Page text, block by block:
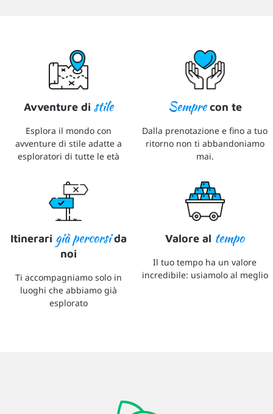
Avventure di stile
Esplora il mondo con
avventure di stile adatte a
esploratori di tutte le età
Semprecon te
Dalla prenotazione e fino a tuo
ritorno non ti abbandoniamo
mai.
Itinerari già percorsida
noi
Ti accompagniamo solo in
luoghi che abbiamo già
esplorato
Valore al tempo
Il tuo tempo ha un valore
incredibile: usiamolo al meglio